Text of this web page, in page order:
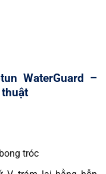
WaterGuard –
tróc